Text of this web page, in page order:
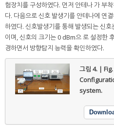
험장치를 구성하였다. 먼저 안테나 가 부
다. 다음으로 신호 발생기를 안테나에 연
하였다. 신호발생기를 통해 발생되는 신
이며, 신호의 크기는 0 dBm으 로 설정한
경하면서 방향탐지 능력을 확인하였다.
그림 4. |
system.